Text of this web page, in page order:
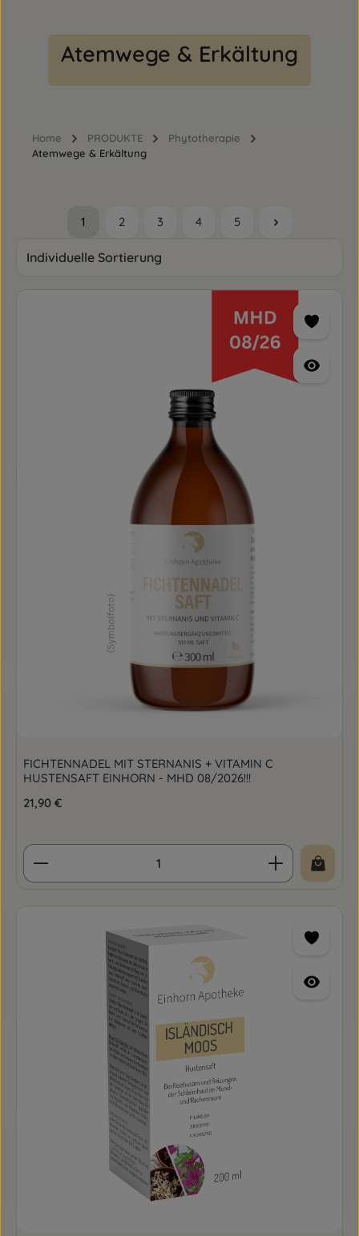
Atemwege & Erkältung
Home PRODUKTE
Phytotherapie
Atemwege & Erkältung
Seite
1 Seite
2 Seite
3 Seite
4 Seite
5
FICHTENNADEL MIT STERNANIS + VITAMIN C
HUSTENSAFT EINHORN - MHD 08/2026!!!
Regulärer Preis:
21,90 €
Produkt Anzahl: Gib den gewünschten Wert